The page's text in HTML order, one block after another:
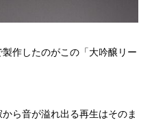
作したのがこの「大吟醸リー
ら音が溢れ出る再生はそのま